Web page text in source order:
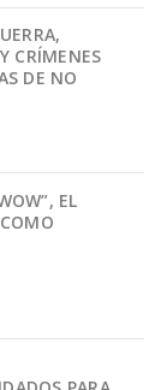
CRÍMENES
DE NO
EL